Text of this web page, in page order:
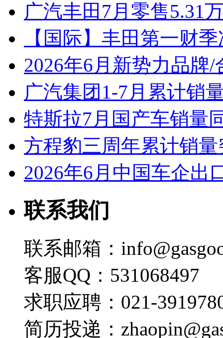
广汽丰田7月零售5.31
【国际】丰田第一财
2026年6月新势力品牌
广汽集团1-7月累计销
特斯拉7月国产车销量
方程豹三周年累计销
2026年6月中国车企出
联系我们
联系邮箱：
客服QQ：531068497
求职应聘：021-
简历投递：